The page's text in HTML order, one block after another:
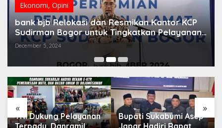
Ekonomi, Opini
bank bjb Relokasi dan Resmikan Kantor KCP
Sudirman Bogor untuk Tingkatkan Pelayanan
Nasabah
December 5, 2024
« »
TNI Dukung Pelayanan
Terpadu, Danramil
Bupati Sukabumi Asep
Japar Hadiri Rapat